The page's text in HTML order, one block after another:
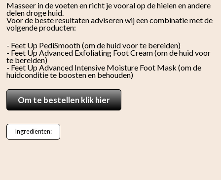
Masseer in de voeten en richt je vooral op de hielen en andere
delen droge huid.
Voor de beste resultaten adviseren wij een combinatie met de
volgende producten:
- Feet Up PediSmooth (om de huid voor te bereiden)
- Feet Up Advanced Exfoliating Foot Cream (om de huid voor
te bereiden)
- Feet Up Advanced Intensive Moisture Foot Mask (om de
huidconditie te boosten en behouden)
Om te bestellen klik hier
Ingrediënten: